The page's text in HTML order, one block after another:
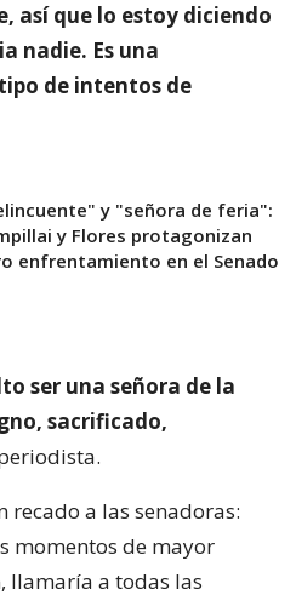
así que lo estoy diciendo
nadie. Es una
de intentos de
y "señora de feria":
y Flores protagonizan
enfrentamiento en el Senado
ser una señora de la
sacrificado,
recado a las senadoras:
momentos de mayor
llamaría a todas las